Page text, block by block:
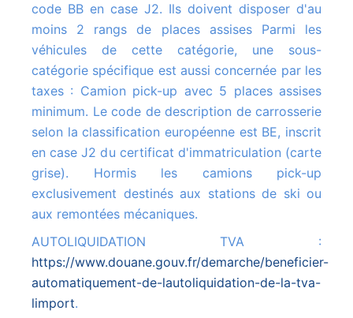
code BB en case J2. Ils doivent disposer d'au
moins 2 rangs de places assises Parmi les
véhicules de cette catégorie, une sous-
catégorie spécifique est aussi concernée par les
taxes : Camion pick-up avec 5 places assises
minimum. Le code de description de carrosserie
selon la classification européenne est BE, inscrit
en case J2 du certificat d'immatriculation (carte
grise). Hormis les camions pick-up
exclusivement destinés aux stations de ski ou
aux remontées mécaniques.
AUTOLIQUIDATION TVA :
https://www.douane.gouv.fr/demarche/beneficier-
automatiquement-de-lautoliquidation-de-la-tva-
limport.